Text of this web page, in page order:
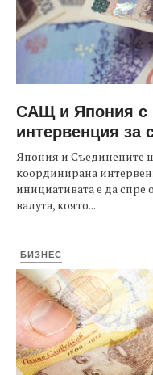
САЩ и Япония с
интервенция за
Япония и Съединените
координирана
инициативата е да спре
валута, която...
БИЗНЕС